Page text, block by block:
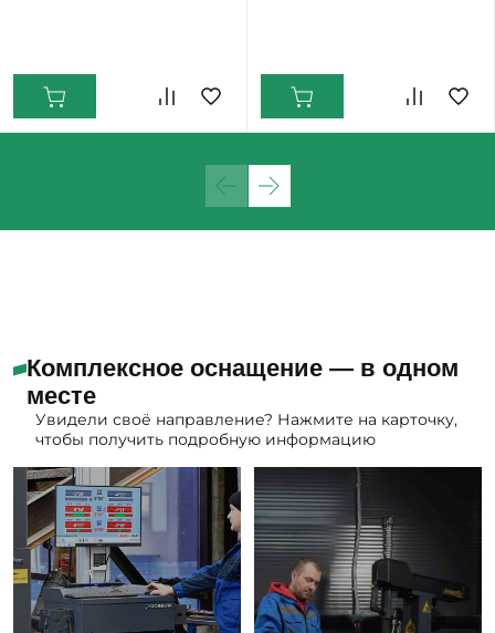
Комплексное оснащение — в одном
месте
Увидели своё направление? Нажмите на карточку,
чтобы получить подробную информацию